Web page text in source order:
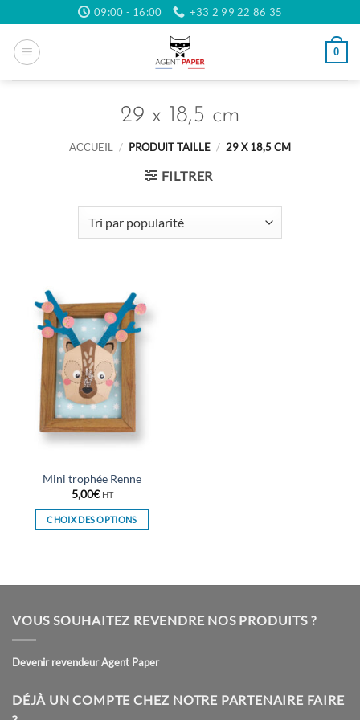
au
contenu
09:00 - 16:00 +33 2 99 22 86 35
0
29 x 18,5 cm
ACCUEIL / PRODUIT TAILLE / 29 X 18,5 CM
FILTRER
Mini trophée Renne
5,00€ HT
CHOIX DES OPTIONS
plusieurs
Les
peuvent
sur
VOUS SOUHAITEZ REVENDRE NOS PRODUITS ?
Devenir revendeur Agent Paper
DÉJÀ UN COMPTE CHEZ NOTRE PARTENAIRE FAIRE